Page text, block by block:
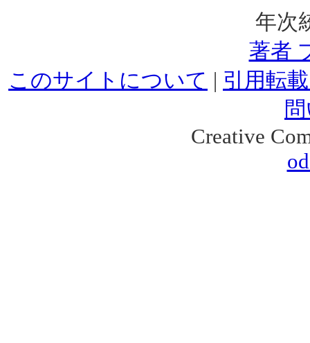
年
著者
このサイトについて | 引用転
Creative